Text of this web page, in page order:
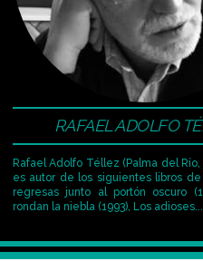
RAFAEL ADOLFO
Rafael Adolfo Téllez (Palma del Río,
es autor de los siguientes libros de
regresas junto al portón oscuro
rondan la niebla (1993), Los adioses...